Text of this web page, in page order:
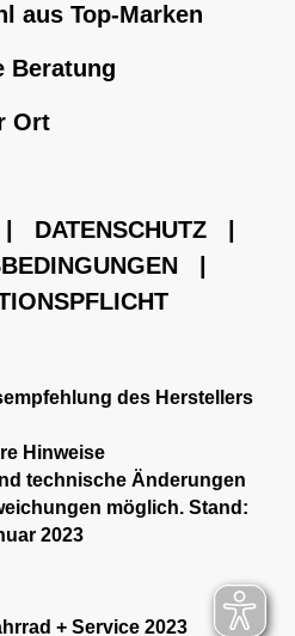
aus Top-Marken
Beratung
Ort
DATENSCHUTZ
des Herstellers
Hinweise
technische Änderungen
möglich. Stand:
2023
+ Service 2023